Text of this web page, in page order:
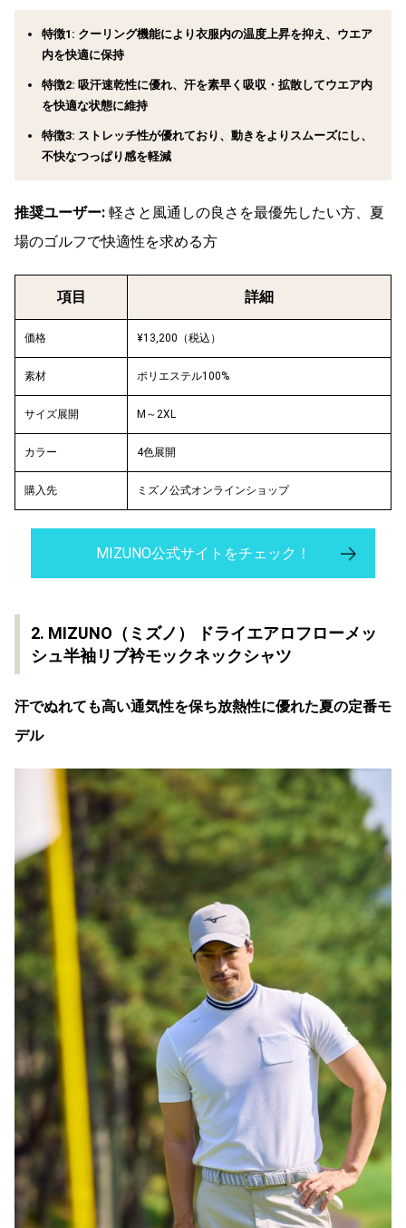
特徴1: クーリング機能により衣服内の温度上昇を抑え、ウエア
内を快適に保持
特徴2: 吸汗速乾性に優れ、汗を素早く吸収・拡散してウエア内
を快適な状態に維持
特徴3: ストレッチ性が優れており、動きをよりスムーズにし、
不快なつっぱり感を軽減
推奨ユーザー: 軽さと風通しの良さを最優先したい方、夏
場のゴルフで快適性を求める方
項目 詳細
価格 ¥13,200（税込）
素材 ポリエステル100%
サイズ展開 M～2XL
カラー 4色展開
購入先 ミズノ公式オンラインショップ
MIZUNO公式サイトをチェック！
2. MIZUNO（ミズノ） ドライエアロフローメッ
シュ半袖リブ衿モックネックシャツ
汗でぬれても高い通気性を保ち放熱性に優れた夏の定番モ
デル